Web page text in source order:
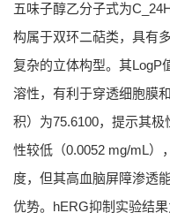
五味子醇乙分子式为
构属于双环二萜类，具有
复杂的立体构型。其LogP
溶性，有利于穿透细胞膜
积）为75.6100，提示其
性较低（0.0052 mg/mL）
度，但其高血脑屏障渗透
优势。hERG抑制实验结